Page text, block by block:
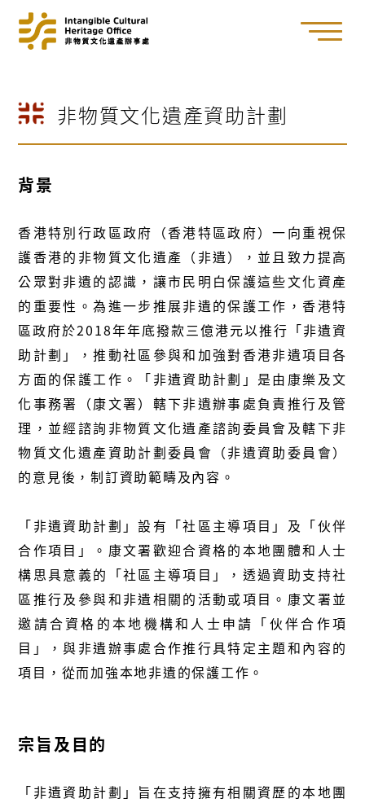
非物質文化遺產資助計劃
背景
香港特別行政區政府（香港特區政府）一向重視保
護香港的非物質文化遺產（非遺），並且致力提高
公眾對非遺的認識，讓市民明白保護這些文化資產
的重要性。為進一步推展非遺的保護工作，香港特
區政府於2018年年底撥款三億港元以推行「非遺資
助計劃」，推動社區參與和加強對香港非遺項目各
方面的保護工作。「非遺資助計劃」是由康樂及文
化事務署（康文署）轄下非遺辦事處負責推行及管
理，並經諮詢非物質文化遺產諮詢委員會及轄下非
物質文化遺產資助計劃委員會（非遺資助委員會）
的意見後，制訂資助範疇及內容。
「非遺資助計劃」設有「社區主導項目」及「伙伴
合作項目」。康文署歡迎合資格的本地團體和人士
構思具意義的「社區主導項目」，透過資助支持社
區推行及參與和非遺相關的活動或項目。康文署並
邀請合資格的本地機構和人士申請「伙伴合作項
目」，與非遺辦事處合作推行具特定主題和內容的
項目，從而加強本地非遺的保護工作。
宗旨及目的
「非遺資助計劃」旨在支持擁有相關資歷的本地團